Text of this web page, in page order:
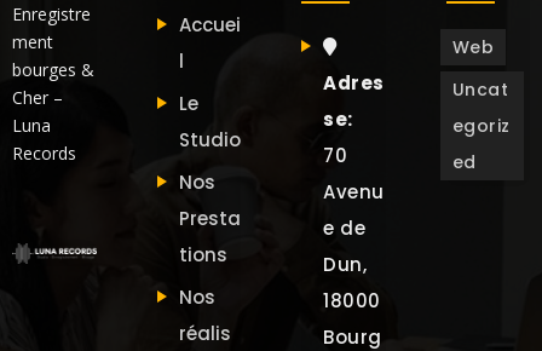
Enregistre
ment
bourges &
Cher –
Luna
Records
Accuei
l
Le
Studio
Nos
Presta
tions
Nos
réalis
Adres
se:
70
Avenu
e de
Dun,
18000
Bourg
Web
Uncat
egoriz
ed